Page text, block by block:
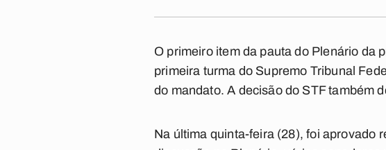
O primeiro item da pauta do Plenário da
primeira turma do Supremo Tribunal
do mandato. A decisão do STF também
Na última quinta-feira (28), foi aprovado